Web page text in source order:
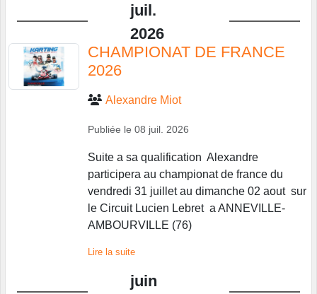
juil.
2026
CHAMPIONAT DE FRANCE
2026
Alexandre Miot
Publiée le 08 juil. 2026
Suite a sa qualification Alexandre
participera au championat de france du
vendredi 31 juillet au dimanche 02 aout sur
le Circuit Lucien Lebret a ANNEVILLE-
AMBOURVILLE (76)
Lire la suite
juin